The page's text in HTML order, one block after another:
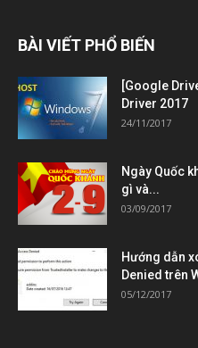
BÀI VIẾT PHỔ BIẾN
[Google
Driver 2017
24/11/2017
Ngày Quốc
gì và...
03/09/2017
Hướng dẫn
Denied trên
05/12/2017